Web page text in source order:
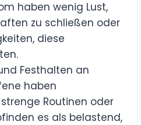
haben wenig Lust,
zu schließen oder
diese
Festhalten an
haben
Routinen oder
es als belastend,